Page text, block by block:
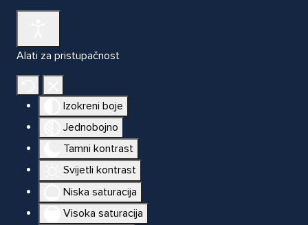
Alati za pristupačnost
Izokreni boje
Jednobojno
Tamni kontrast
Svijetli kontrast
Niska saturacija
Visoka saturacija